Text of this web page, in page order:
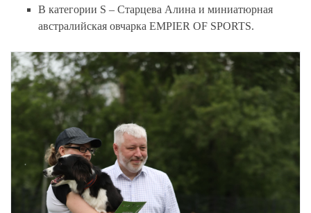
В категории S – Старцева Алина и миниатюрная
австралийская овчарка EMPIER OF SPORTS.